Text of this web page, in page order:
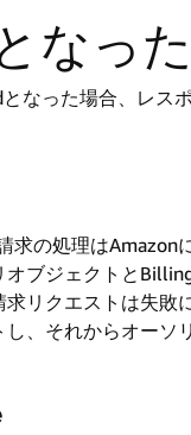
なっ
なった場合、レス
求の処理は
ブジェクトと
求リクエストは失
、それからオーソ